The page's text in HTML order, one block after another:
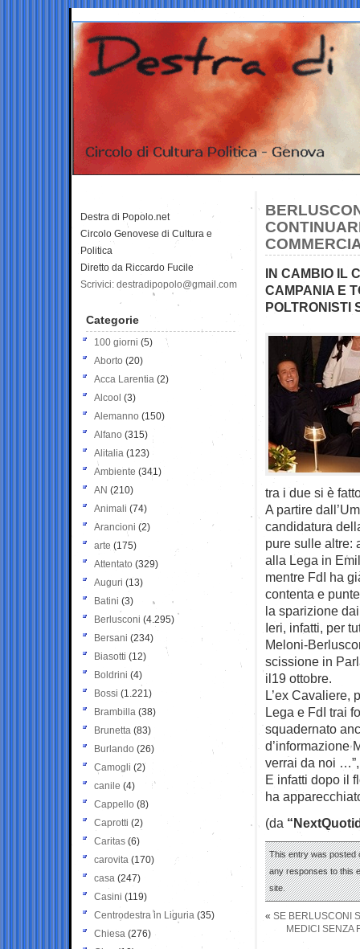
IN CAMBIO IL
CAMPANIA E
POLTRONISTI
tra i due si è
A partire
candidatura
pure sulle altre:
alla Lega in
mentre FdI ha
contenta e
la sparizione
Ieri, infatti, per
Meloni-
scissione in
il19 ottobre.
L’ex Cavaliere,
Lega e FdI trai
squadernato
d’informazione
verrai da noi
E infatti dopo il
ha
(da
This entry was posted
any responses to this
site.
« SE BERLUSCONI
MEDICI SENZA
Destra di Popolo.net
Circolo Genovese di Cultura e
Politica
Diretto da Riccardo Fucile
Scrivici: destradipopolo@gmail.com
Categorie
100 giorni (5)
Aborto (20)
Acca Larentia (2)
Alcool (3)
Alemanno (150)
Alfano (315)
Alitalia (123)
Ambiente (341)
AN (210)
Animali (74)
Arancioni (2)
arte (175)
Attentato (329)
Auguri (13)
Batini (3)
Berlusconi (4.295)
Bersani (234)
Biasotti (12)
Boldrini (4)
Bossi (1.221)
Brambilla (38)
Brunetta (83)
Burlando (26)
Camogli (2)
canile (4)
Cappello (8)
Caprotti (2)
Caritas (6)
carovita (170)
casa (247)
Casini (119)
Centrodestra in Liguria (35)
Chiesa (276)